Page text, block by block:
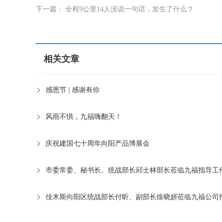
下一篇： 全程9公里14人没说一句话，发生了什么？
相关文章
感恩节 | 感谢有你
风雨不惧，九福嗨翻天！
庆祝建国七十周年向阳产品博展会
市委常委、秘书长、统战部长邱士林部长莅临九福指导工
佳木斯向阳区统战部长付昕、副部长徐晓妍莅临九福公司